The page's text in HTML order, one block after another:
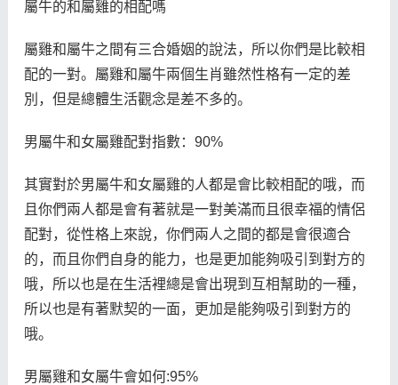
屬牛的和屬雞的相配嗎
屬雞和屬牛之間有三合婚姻的說法，所以你們是比較相
配的一對。屬雞和屬牛兩個生肖雖然性格有一定的差
別，但是總體生活觀念是差不多的。
男屬牛和女屬雞配對指數：90%
其實對於男屬牛和女屬雞的人都是會比較相配的哦，而
且你們兩人都是會有著就是一對美滿而且很幸福的情侶
配對，從性格上來說，你們兩人之間的都是會很適合
的，而且你們自身的能力，也是更加能夠吸引到對方的
哦，所以也是在生活裡總是會出現到互相幫助的一種，
所以也是有著默契的一面，更加是能夠吸引到對方的
哦。
男屬雞和女屬牛會如何:95%